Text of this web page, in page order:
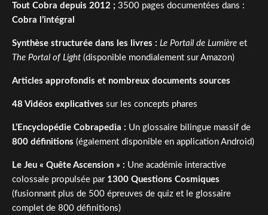
Tout Cobra depuis 2012 ; 3500 pages documentées dans :
Cobra l’intégral
Synthèse structurée dans les livres : Le Portail de Lumière et
The Portal of Light (disponible mondialement sur Amazon)
Articles approfondis et nombreux documents sources
48 Vidéos explicatives sur les concepts phares
L’Encyclopédie Cobrapedia : Un glossaire bilingue massif de
800 définitions (également disponible en application Android)
Le Jeu « Quête Ascension » : Une académie interactive
colossale propulsée par 1300 Questions Cosmiques
(fusionnant plus de 500 épreuves de quiz et le glossaire
complet de 800 définitions)